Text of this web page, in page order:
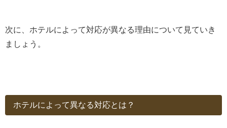
次に、ホテルによって対応が異なる理由について見ていき
ましょう。
ホテルによって異なる対応とは？